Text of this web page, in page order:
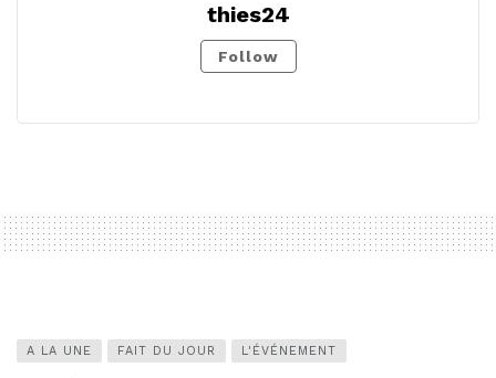
thies24
Follow
A LA UNE FAIT DU JOUR L'ÉVÉNEMENT